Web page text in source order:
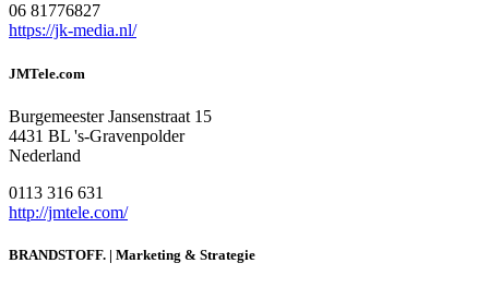
06 81776827
https://jk-media.nl/
JMTele.com
Burgemeester Jansenstraat 15
4431 BL 's-Gravenpolder
Nederland
0113 316 631
http://jmtele.com/
BRANDSTOFF. | Marketing & Strategie